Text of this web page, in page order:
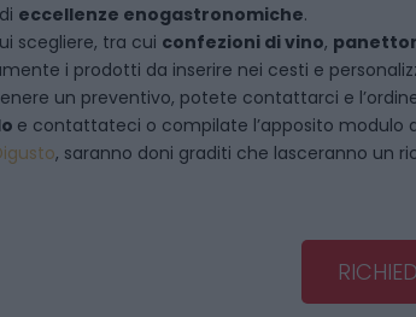
eccellenze enogastronomiche.
scegliere, tra cui confezioni di vino,
i prodotti da inserire nei cesti e
un preventivo, potete contattarci e
e contattateci o compilate l’apposito modulo
, saranno doni graditi che lasceranno un